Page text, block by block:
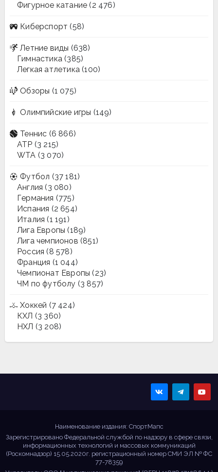
Фигурное катание (2 476)
Киберспорт (58)
Летние виды (638)
Гимнастика (385)
Легкая атлетика (100)
Обзоры (1 075)
Олимпийские игры (149)
Теннис (6 866)
ATP (3 215)
WTA (3 070)
Футбол (37 181)
Англия (3 080)
Германия (775)
Испания (2 654)
Италия (1 191)
Лига Европы (189)
Лига чемпионов (851)
Россия (8 578)
Франция (1 044)
Чемпионат Европы (23)
ЧМ по футболу (3 857)
Хоккей (7 424)
КХЛ (3 360)
НХЛ (3 208)
Наименование издания: СпортМапс
Зарегистрировано Федеральной службой по надзору в сфере связи,
информационных технологий и массовых коммуникаций
(Роскомнадзор) 15.05.2020г. регистрационный номер СМИ ЭЛ № ФС
77-78359